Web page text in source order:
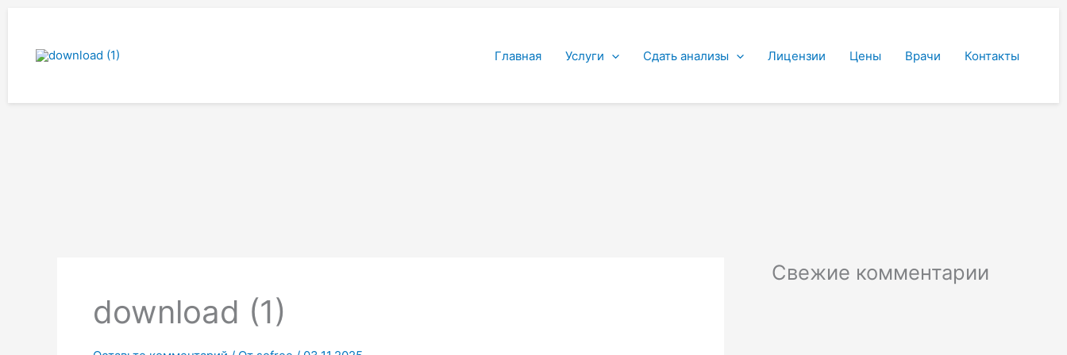
содержимому
Главная Услуги Сдать анализы Лицензии Цены Врачи Контакты
download (1)
Свежие комментарии